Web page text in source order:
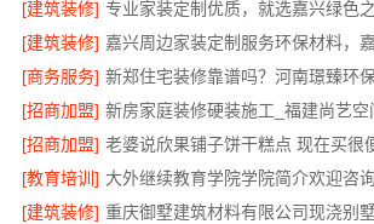
[建筑装修]
[建筑装修]
[商务服务] 新郑住宅装修靠谱吗？河南璟臻环
[招商加盟] 新房家庭装修硬装施工_福建尚艺空
[招商加盟] 老婆说欣果铺子饼干糕点 现在买很
[教育培训] 大外继续教育学院学院简介欢迎咨询
[建筑装修] 重庆御墅建筑材料有限公司现浇别